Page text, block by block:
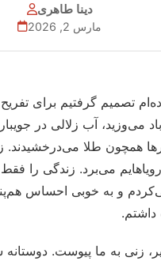
دینا طاهری
مارس 2, 2026
تصمیم گرفتیم برای
می‌وزید، آب زلالی در
همچون طلا می‌درخشیدند.
می‌برد. زندگی را
و به خوبی احساس
زنی به ما پیوست.